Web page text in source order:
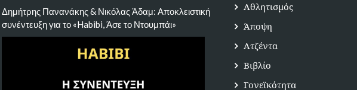
Δημήτρης Πανανάκης & Νικόλας Άδαμ: Αποκλειστική
συνέντευξη για το «Habibi, Άσε το Ντουμπάι»
Αθλητισμός
Άποψη
Ατζέντα
Βιβλίο
Γονεϊκότητα